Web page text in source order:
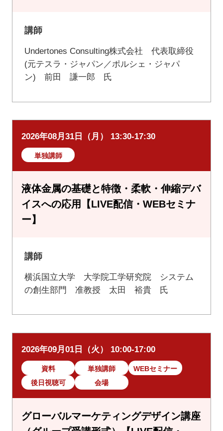
講師
Undertones Consulting株式会社 代表取締役
(元テスラ・ジャパン／ポルシェ・ジャパ
ン) 前田 謙一郎 氏
2026年08月31日（月） 13:30-17:30
単独講師
液体金属の基礎と特徴・柔軟・伸縮デバ
イスへの応用【LIVE配信・WEBセミナ
ー】
講師
横浜国立大学 大学院工学研究院 システム
の創生部門 准教授 太田 裕貴 氏
2026年09月01日（火） 10:00-17:00
資料 単独講師
WEBセミナー
後日視聴可
会場
グローバルマーケティングデザイン講座